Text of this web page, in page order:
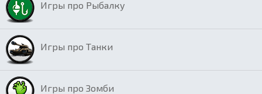
Игры про Рыбалку
Игры про Танки
Игры про Зомби